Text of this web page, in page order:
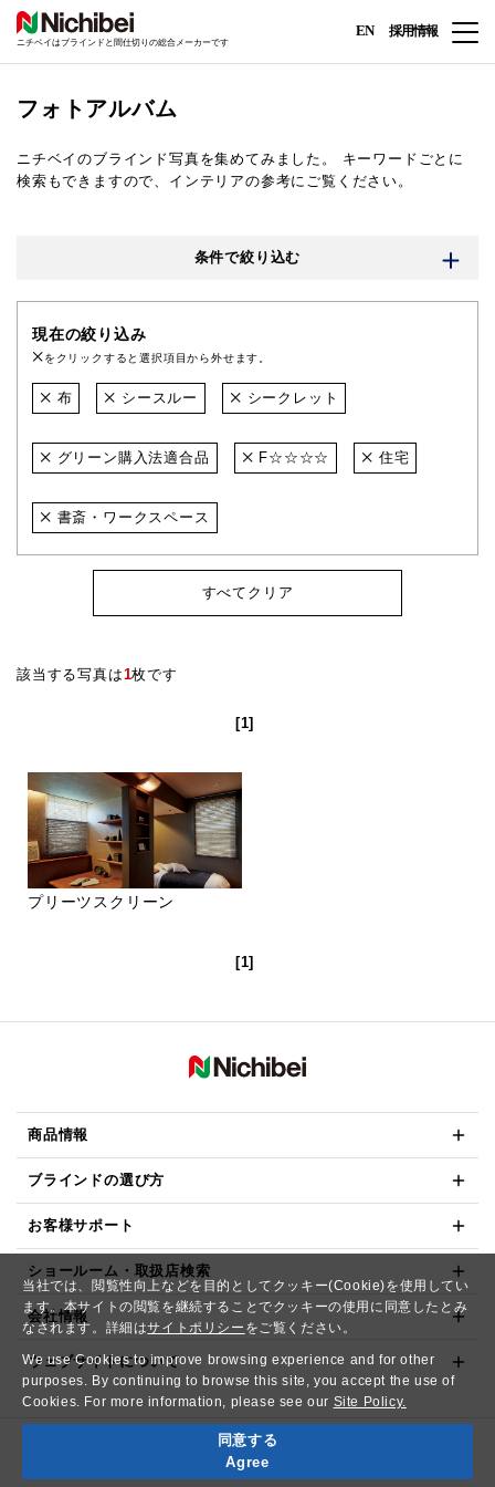
当社では、閲覧性向上などを目的としてクッキー(Cookie)を使用してい
ます。本サイトの閲覧を継続することでクッキーの使用に同意したとみ
なされます。詳細はサイトポリシー をご覧ください。
We use Cookies to improve browsing experience and for other
purposes. By continuing to browse this site, you accept the use of
Cookies. For more information, please see our Site Policy.
同意する
Agree
ニチベイはブラインドと間仕切りの総合メーカーです
EN 採用情報
フォトアルバム
ニチベイのブラインド写真を集めてみました。
キーワードごとに
検索もできますので、インテリアの参考にご覧ください。
条件で絞り込む
現在の絞り込み
をクリックすると選択項目から外せます。
布 シースルー シークレット
グリーン購入法適合品 F☆☆☆☆ 住宅
書斎・ワークスペース
すべてクリア
該当する写真は1枚です
[1]
プリーツスクリーン
[1]
商品情報
ブラインドの選び方
お客様サポート
ショールーム・取扱店検索
会社情報
ウェブサイトについて
Copyright© NICHIBEI CO.,LTD. All Rights Reserved.